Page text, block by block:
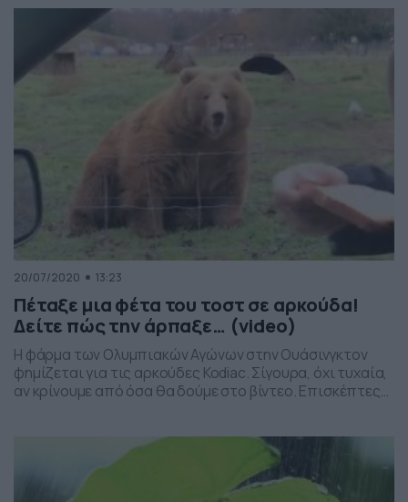
περίεργο και σπάνιο, το να βλέπεις μπροστά σου […]
20/07/2020 13:23
Πέταξε μια φέτα του τοστ σε αρκούδα!
Δείτε πώς την άρπαξε… (video)
Η φάρμα των Ολυμπιακών Αγώνων στην Ουάσινγκτον
φημίζεται για τις αρκούδες Kodiac. Σίγουρα, όχι τυχαία,
αν κρίνουμε από όσα θα δούμε στο βίντεο. Επισκέπτες
αυτών που βρίσκεται κοντά τους. Μέσα απ’ το
αυτοκίνητό τους πετάνε τη φέτα […]